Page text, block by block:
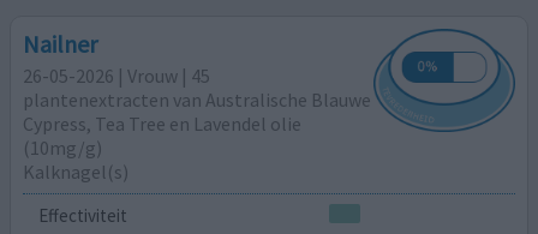
Nailner
26-05-2026 | Vrouw | 45
plantenextracten van Australische Blauwe
Cypress, Tea Tree en Lavendel olie
(10mg/g)
Kalknagel(s)
Effectiviteit